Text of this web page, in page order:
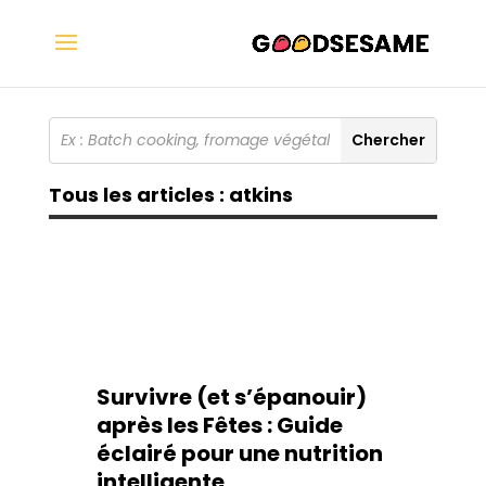
Tous les articles : atkins
Survivre (et s’épanouir)
après les Fêtes : Guide
éclairé pour une nutrition